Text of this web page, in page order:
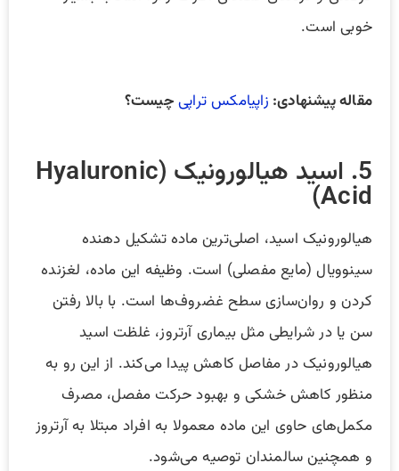
خوبی است.
مقاله پیشنهادی: زاپیامکس تراپیچیست؟
5. اسید هیالورونیک (Hyaluronic
Acid)
هیالورونیک اسید، اصلی‌ترین ماده تشکیل دهنده
سینوویال (مایع مفصلی) است. وظیفه این ماده، لغزنده
کردن و روان‌سازی سطح غضروف‌ها است. با بالا رفتن
سن یا در شرایطی مثل بیماری آرتروز، غلظت اسید
هیالورونیک در مفاصل کاهش پیدا می‌کند. از این رو به
منظور کاهش خشکی و بهبود حرکت مفصل، مصرف
مکمل‌های حاوی این ماده معمولا به افراد مبتلا به آرتروز
و همچنین سالمندان توصیه می‌شود.